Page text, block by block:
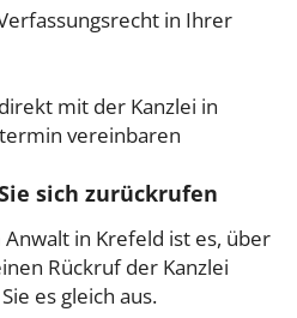
in Ihrer
mit der Kanzlei in
vereinbaren
sich zurückrufen
in Krefeld ist es, über
Rückruf der Kanzlei
es gleich aus.